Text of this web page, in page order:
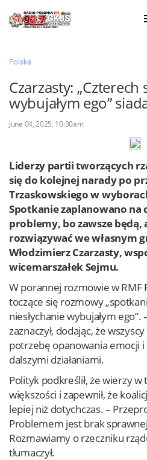
Ogłoś się
Działy
Zaloguj przez Clascal
Polska
Czarzasty:
wybujałym ego”
June 04, 2025, 10:30am
Liderzy partii tworzących
się do kolejnej narady po
Trzaskowskiego w
Spotkanie zaplanowano na
problemy, bo zawsze będą,
rozwiązywać we własnym
Włodzimierz Czarzasty,
wicemarszałek Sejmu.
W porannej rozmowie w RMF
toczące się rozmowy
niesłychanie wybujałym
zaznaczył, dodając, że
potrzebę opanowania emocji
dalszymi działaniami.
Polityk podkreślił, że wierzy w
większości i zapewnił, że
lepiej niż dotychczas. –
Problemem jest brak
Rozmawiamy o rzeczniku
tłumaczył.